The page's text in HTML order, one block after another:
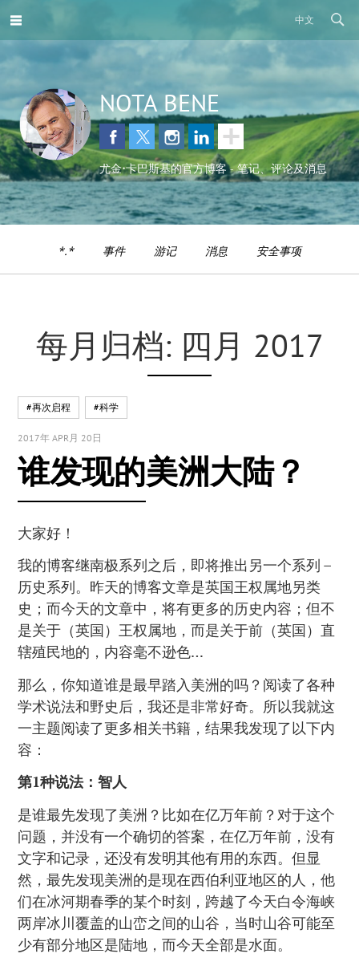
中文
NOTA BENE
尤金•卡巴斯基的官方博客 - 笔记、评论及消息
*.* 事件 游记 消息 安全事项
每月归档: 四月 2017
#再次启程 #科学
2017年 APR月 20日
谁发现的美洲大陆？
大家好！
我的博客继南极系列之后，即将推出另一个系列 –
历史系列。昨天的博客文章是英国王权属地另类
史；而今天的文章中，将有更多的历史内容；但不
是关于（英国）王权属地，而是关于前（英国）直
辖殖民地的，内容毫不逊色…
那么，你知道谁是最早踏入美洲的吗？阅读了各种
学术说法和野史后，我还是非常好奇。所以我就这
一主题阅读了更多相关书籍，结果我发现了以下内
容：
第1种说法：智人
是谁最先发现了美洲？比如在亿万年前？对于这个
问题，并没有一个确切的答案，在亿万年前，没有
文字和记录，还没有发明其他有用的东西。但显
然，最先发现美洲的是现在西伯利亚地区的人，他
们在冰河期春季的某个时刻，跨越了今天白令海峡
两岸冰川覆盖的山峦之间的山谷，当时山谷可能至
少有部分地区是陆地，而今天全部是水面。